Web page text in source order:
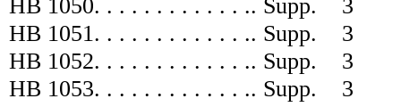
HB 1050. . . . . . . . . . . . .. Supp.
3
HB 1051. . . . . . . . . . . . .. Supp.
3
HB 1052. . . . . . . . . . . . .. Supp.
3
HB 1053. . . . . . . . . . . . .. Supp.
3